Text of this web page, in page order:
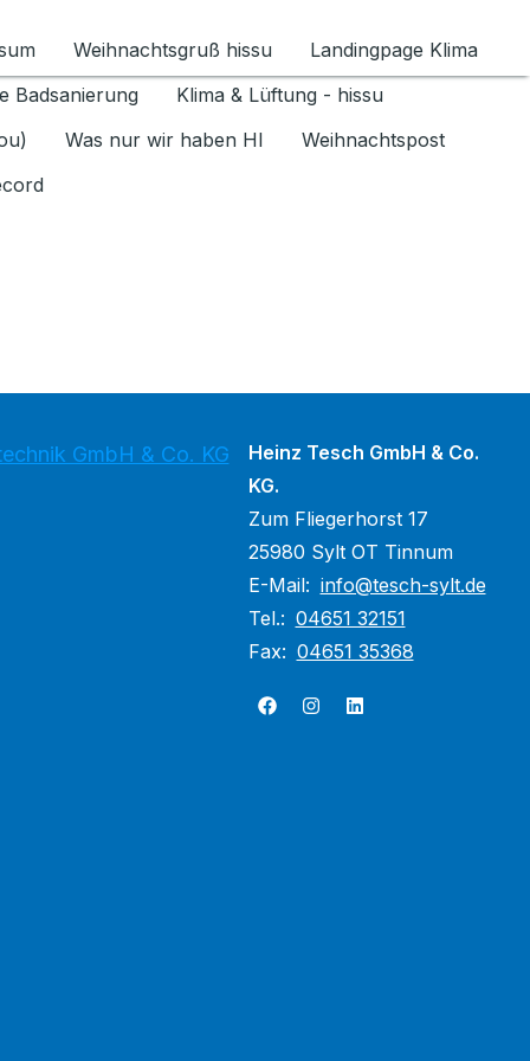
Datenschutz 1.6.2026 umschalten
Weihnachtsgruß hissu
Landingpage Klima
Badsanierung
Klima & Lüftung - hissu
Was nur wir haben HI
Weihnachtspost
GmbH & Co. KG
Heinz Tesch GmbH & Co.
KG.
Zum Fliegerhorst 17
25980 Sylt OT Tinnum
E-Mail: info@tesch-sylt.de
Tel.: 04651 32151
Fax: 04651 35368